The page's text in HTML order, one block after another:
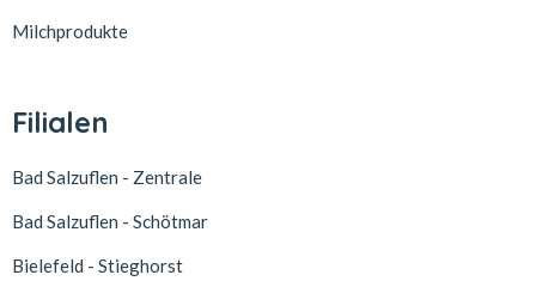
Milchprodukte
Filialen
Bad Salzuflen - Zentrale
Bad Salzuflen - Schötmar
Bielefeld - Stieghorst